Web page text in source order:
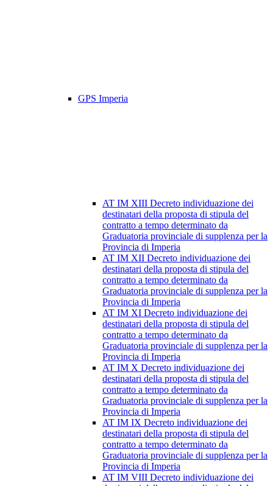
GPS Imperia
AT IM XIII Decreto individuazione dei
destinatari della proposta di stipula del
contratto a tempo determinato da
Graduatoria provinciale di supplenza per la
Provincia di Imperia
AT IM XII Decreto individuazione dei
destinatari della proposta di stipula del
contratto a tempo determinato da
Graduatoria provinciale di supplenza per la
Provincia di Imperia
AT IM XI Decreto individuazione dei
destinatari della proposta di stipula del
contratto a tempo determinato da
Graduatoria provinciale di supplenza per la
Provincia di Imperia
AT IM X Decreto individuazione dei
destinatari della proposta di stipula del
contratto a tempo determinato da
Graduatoria provinciale di supplenza per la
Provincia di Imperia
AT IM IX Decreto individuazione dei
destinatari della proposta di stipula del
contratto a tempo determinato da
Graduatoria provinciale di supplenza per la
Provincia di Imperia
AT IM VIII Decreto individuazione dei